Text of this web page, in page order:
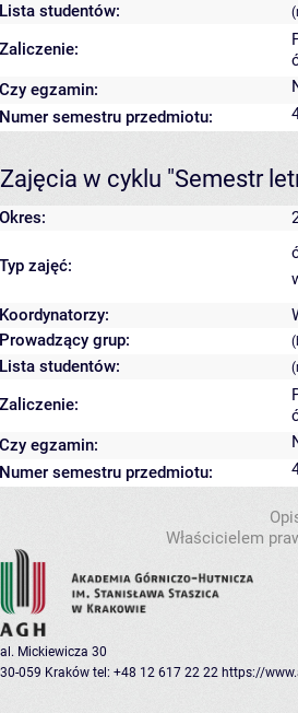
Lista studentów:
Zaliczenie:
Czy egzamin:
Numer semestru przedmiotu:
Zajęcia w cyklu "Semestr
Okres:
Typ zajęć:
Koordynatorzy:
Prowadzący grup:
Lista studentów:
Zaliczenie:
Czy egzamin:
Numer semestru przedmiotu:
Właścicielem
al. Mickiewicza 30
30-059 Kraków tel: +48 12 617 22 22 https://